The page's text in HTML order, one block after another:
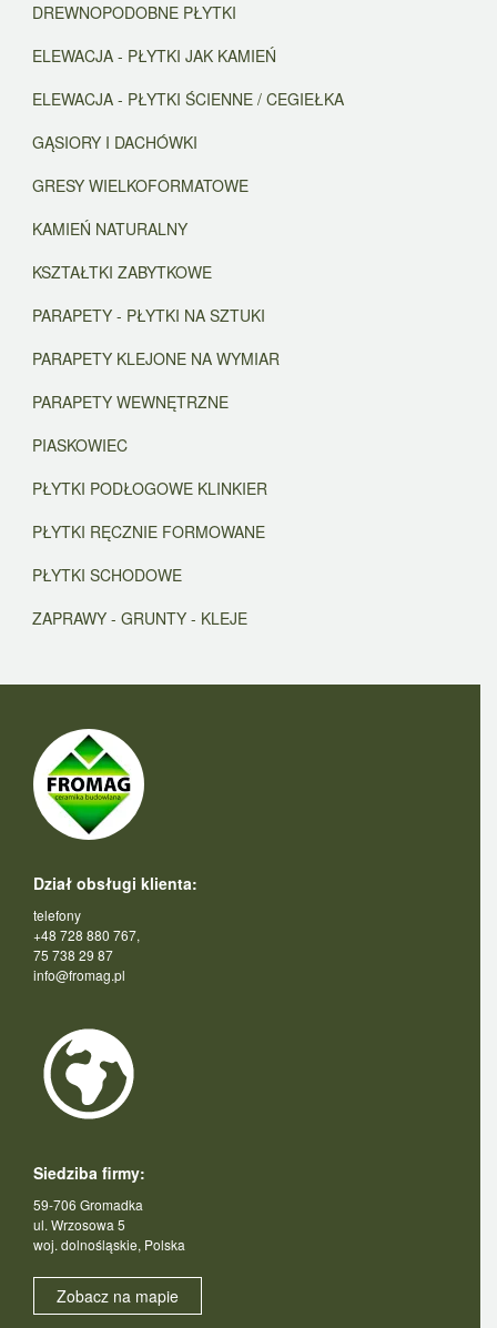
DREWNOPODOBNE PŁYTKI
ELEWACJA - PŁYTKI JAK KAMIEŃ
ELEWACJA - PŁYTKI ŚCIENNE / CEGIEŁKA
GĄSIORY I DACHÓWKI
GRESY WIELKOFORMATOWE
KAMIEŃ NATURALNY
KSZTAŁTKI ZABYTKOWE
PARAPETY - PŁYTKI NA SZTUKI
PARAPETY KLEJONE NA WYMIAR
PARAPETY WEWNĘTRZNE
PIASKOWIEC
PŁYTKI PODŁOGOWE KLINKIER
PŁYTKI RĘCZNIE FORMOWANE
PŁYTKI SCHODOWE
ZAPRAWY - GRUNTY - KLEJE
Dział obsługi klienta:
telefony
+48 728 880 767,
75 738 29 87
info@fromag.pl
Siedziba firmy:
59-706 Gromadka
ul. Wrzosowa 5
woj. dolnośląskie, Polska
Zobacz na mapie